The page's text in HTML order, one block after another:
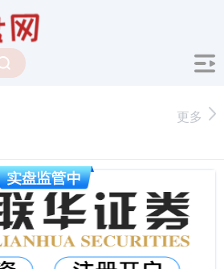
更多